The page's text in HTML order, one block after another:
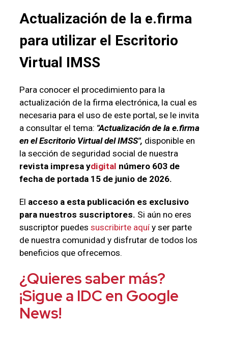
Actualización de la e.firma
para utilizar el Escritorio
Virtual IMSS
Para conocer el procedimiento para la
actualización de la firma electrónica, la cual es
necesaria para el uso de este portal, se le invita
a consultar el tema: "Actualización de la e.firma
en el Escritorio Virtual del IMSS", disponible en
la sección de seguridad social de nuestra
revista impresa ydigital número 603 de
fecha de portada 15 de junio de 2026.
El acceso a esta publicación es exclusivo
para nuestros suscriptores. Si aún no eres
suscriptor puedes suscribirte aquíy ser parte
de nuestra comunidad y disfrutar de todos los
beneficios que ofrecemos.
¿Quieres saber más?
¡Sigue a IDC en Google
News!